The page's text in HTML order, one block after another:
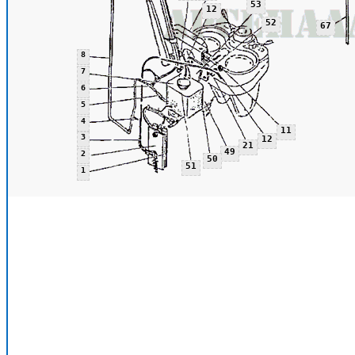
1
2
3
4
5
6
7
8
11
12
12
21
49
50
51
52
53
67